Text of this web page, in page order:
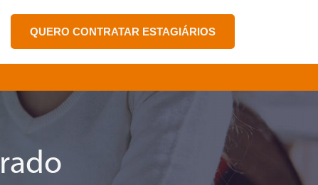
QUERO CONTRATAR ESTAGIÁRIOS